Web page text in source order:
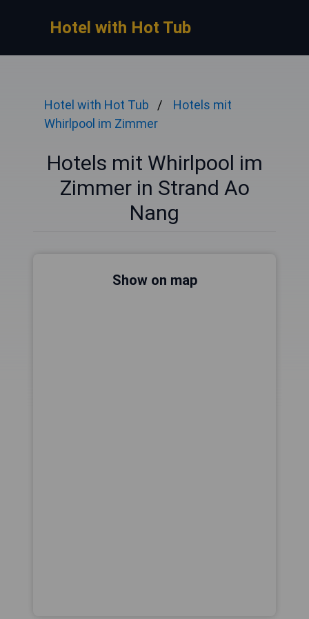
Hotel with Hot Tub
Hotel with Hot Tub
Hotels mit
Whirlpool im Zimmer
Hotels mit Whirlpool im
Zimmer in Strand Ao
Nang
Show on map